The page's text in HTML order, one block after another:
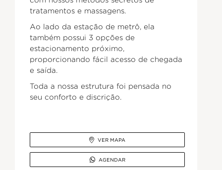
tratamentos e massagens.
Ao lado da estação de metrô, ela
também possui 3 opções de
estacionamento próximo,
proporcionando fácil acesso de chegada
e saída.
Toda a nossa estrutura foi pensada no
seu conforto e discrição.
 VER MAPA
 AGENDAR